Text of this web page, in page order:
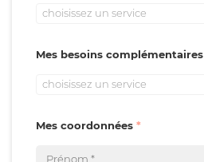
choisissez un service
Mes besoins complémentaires
choisissez un service
Mes coordonnées